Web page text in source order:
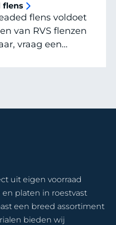
flens
flens voldoet
van RVS flenzen
vraag een
uit eigen voorraad
platen in roestvast
een breed assortiment
bieden wij